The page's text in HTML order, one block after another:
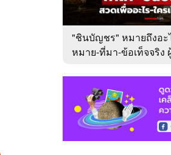
"ชินบัญชร" หมายถึงอะ
หมาย-ที่มา-ข้อเท็จจริง